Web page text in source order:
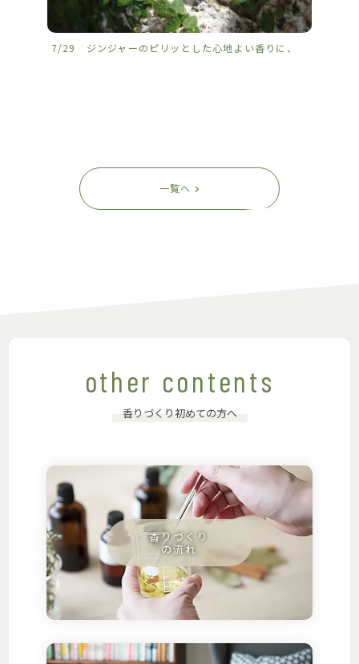
7/29 ジンジャーのピリッとした心地よい香りに、
一覧へ
other contents
香りづくり初めての方へ